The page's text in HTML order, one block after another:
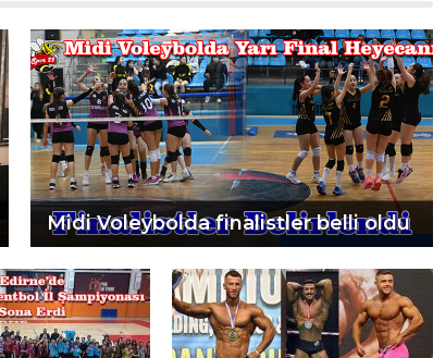
Midi Voleybolda finalistler belli oldu